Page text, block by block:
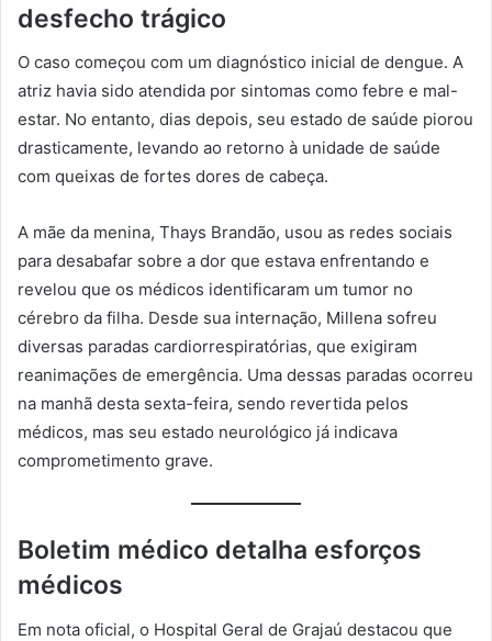
desfecho trágico
O caso começou com um diagnóstico inicial de dengue. A
atriz havia sido atendida por sintomas como febre e mal-
estar. No entanto, dias depois, seu estado de saúde piorou
drasticamente, levando ao retorno à unidade de saúde
com queixas de fortes dores de cabeça.
A mãe da menina, Thays Brandão, usou as redes sociais
para desabafar sobre a dor que estava enfrentando e
revelou que os médicos identificaram um tumor no
cérebro da filha. Desde sua internação, Millena sofreu
diversas paradas cardiorrespiratórias, que exigiram
reanimações de emergência. Uma dessas paradas ocorreu
na manhã desta sexta-feira, sendo revertida pelos
médicos, mas seu estado neurológico já indicava
comprometimento grave.
Boletim médico detalha esforços
médicos
Em nota oficial, o Hospital Geral de Grajaú destacou que